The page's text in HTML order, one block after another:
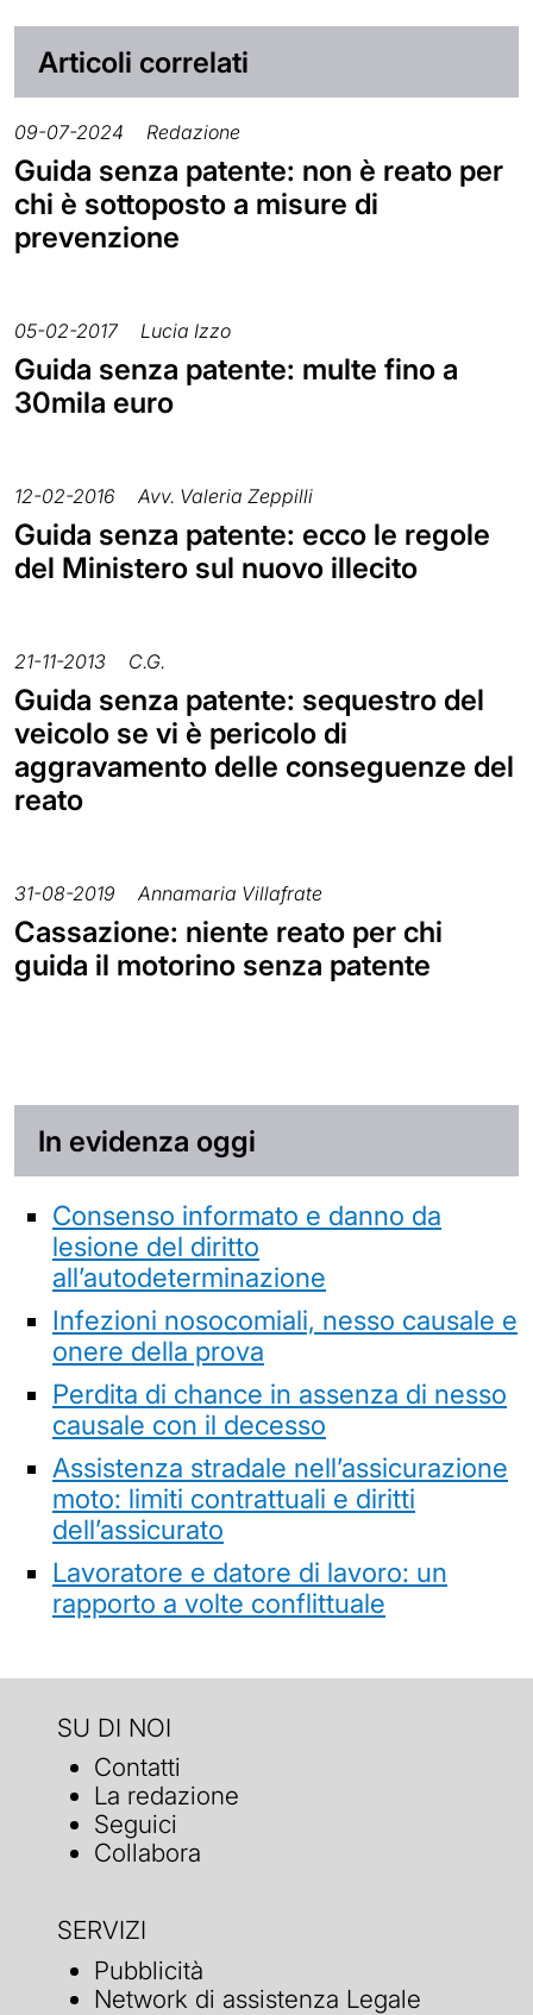
Articoli correlati
09-07-2024 Redazione
Guida senza patente: non è reato per
chi è sottoposto a misure di
prevenzione
05-02-2017 Lucia Izzo
Guida senza patente: multe fino a
30mila euro
12-02-2016 Avv. Valeria Zeppilli
Guida senza patente: ecco le regole
del Ministero sul nuovo illecito
21-11-2013 C.G.
Guida senza patente: sequestro del
veicolo se vi è pericolo di
aggravamento delle conseguenze del
reato
31-08-2019 Annamaria Villafrate
Cassazione: niente reato per chi
guida il motorino senza patente
In evidenza oggi
Consenso informato e danno da
lesione del diritto
all’autodeterminazione
Infezioni nosocomiali, nesso causale e
onere della prova
Perdita di chance in assenza di nesso
causale con il decesso
Assistenza stradale nell’assicurazione
moto: limiti contrattuali e diritti
dell’assicurato
Lavoratore e datore di lavoro: un
rapporto a volte conflittuale
SU DI NOI
Contatti
La redazione
Seguici
Collabora
SERVIZI
Pubblicità
Network di assistenza Legale